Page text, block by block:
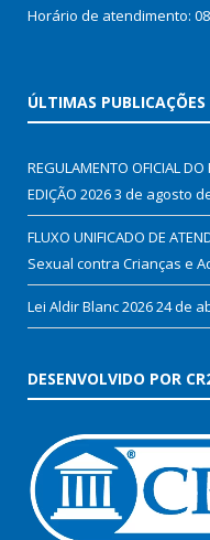
Horário de atendimento:
ÚLTIMAS PUBLICAÇÕES
REGULAMENTO OFICIAL
EDIÇÃO 20263 de agosto
FLUXO UNIFICADO DE
Sexual contra Crianças e
Lei Aldir Blanc 202624 de
DESENVOLVIDO POR